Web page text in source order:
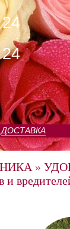
ДОСТАВКА
»
и